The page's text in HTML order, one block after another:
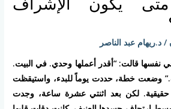
/د.ريهام عبد الناصر
نفسها قالت: “أقدر أعملها وحدي. في البيت.
وضعت خطة، حددت يوماً للبدء، واستيقظت
حقيقية. لكن بعد اثنتي عشرة ساعة، وجدت